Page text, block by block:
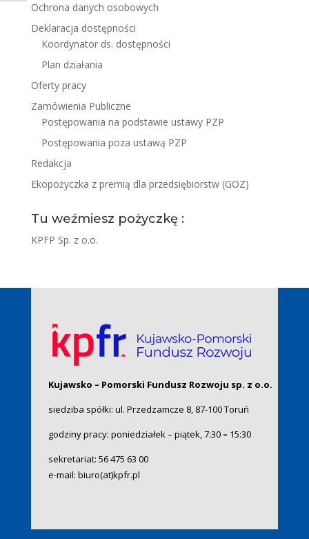
Ochrona danych osobowych
Deklaracja dostępności
Koordynator ds. dostępności
Plan działania
Oferty pracy
Zamówienia Publiczne
Postępowania na podstawie ustawy PZP
Postępowania poza ustawą PZP
Redakcja
Ekopożyczka z premią dla przedsiębiorstw (GOZ)
Tu weźmiesz pożyczkę :
KPFP Sp. z o.o.
Kujawsko – Pomorski Fundusz Rozwoju sp. z o.o.
siedziba spółki: ul. Przedzamcze 8, 87-100 Toruń
godziny pracy: poniedziałek – piątek, 7:30– 15:30
sekretariat: 56 475 63 00
e-mail: biuro(at)kpfr.pl